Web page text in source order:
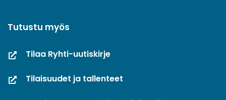
Tutustu myös
Tilaa Ryhti-uutiskirje
Tilaisuudet ja tallenteet